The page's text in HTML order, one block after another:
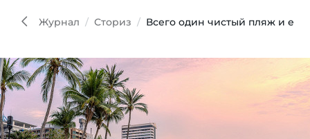
Журнал Сториз Всего один чистый пляж и